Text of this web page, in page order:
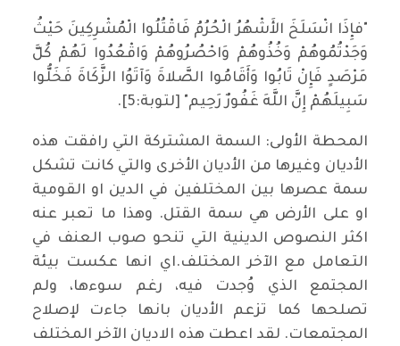
"فإِذَا انْسَلَخَ الأَشْهُرُ الْحُرُمُ فَاقْتُلُوا الْمُشْرِكِينَ حَيْثُ
وَجَدْتُمُوهُمْ وَخُذُوهُمْ وَاحْصُرُوهُمْ وَاقْعُدُوا لَهُمْ كُلَّ
مَرْصَدٍ فَإِنْ تَابُوا وَأَقَامُوا الصَّلاةَ وَآتَوُا الزَّكَاةَ فَخَلُّوا
سَبِيلَهُمْ إِنَّ اللَّهَ غَفُورٌ رَحِيم" [لتوبة:5].
المحطة الأولى: السمة المشتركة التي رافقت هذه
الأديان وغيرها من الأديان الأخرى والتي كانت تشكل
سمة عصرها بين المختلفين في الدين او القومية
او على الأرض هي سمة القتل. وهذا ما تعبر عنه
اكثر النصوص الدينية التي تنحو صوب العنف في
التعامل مع الآخر المختلف.اي انها عكست بيئة
المجتمع الذي وُجدت فيه، رغم سوءها، ولم
تصلحها كما تزعم الأديان بانها جاءت لإصلاح
المجتمعات. لقد اعطت هذه الاديان الآخر المختلف